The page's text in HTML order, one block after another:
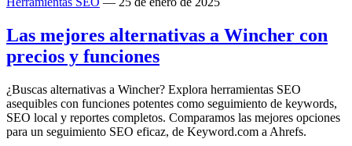
Las mejores alternativas a Wincher con
precios y funciones
¿Buscas alternativas a Wincher? Explora herramientas SEO
asequibles con funciones potentes como seguimiento de keywords,
SEO local y reportes completos. Comparamos las mejores opciones
para un seguimiento SEO eficaz, de Keyword.com a Ahrefs.